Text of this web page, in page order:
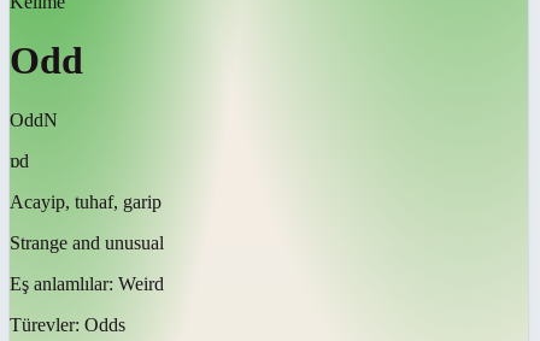
Odd
OddN
ɒd
Acayip, tuhaf, garip
Strange and unusual
Eş anlamlılar: Weird
Türevler: Odds